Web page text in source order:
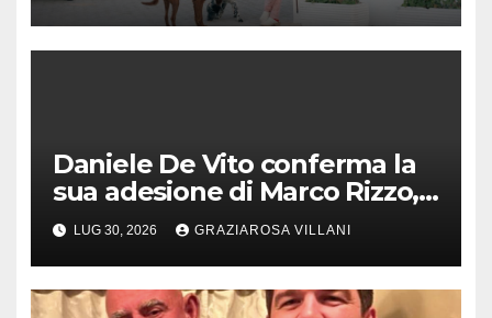
Daniele De Vito conferma la
sua adesione di Marco Rizzo,
nel rispetto delle decisioni
del 1° Congress
LUG 30, 2026 GRAZIAROSA VILLANI